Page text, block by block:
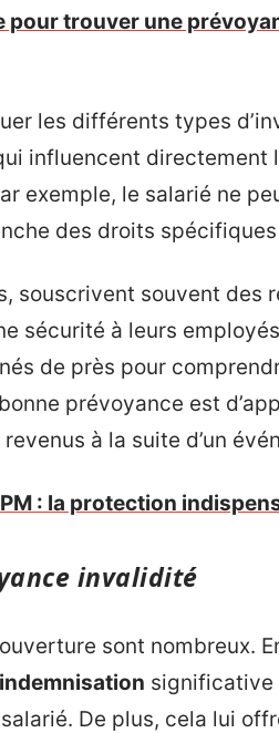
pour trouver une
les différents types
influencent directement
exemple, le salarié ne
des droits
souscrivent souvent des
sécurité à leurs
de près pour
prévoyance est
à la suite d’un
: la protection
invalidité
sont nombreux.
indemnisation significative
De plus, cela lui